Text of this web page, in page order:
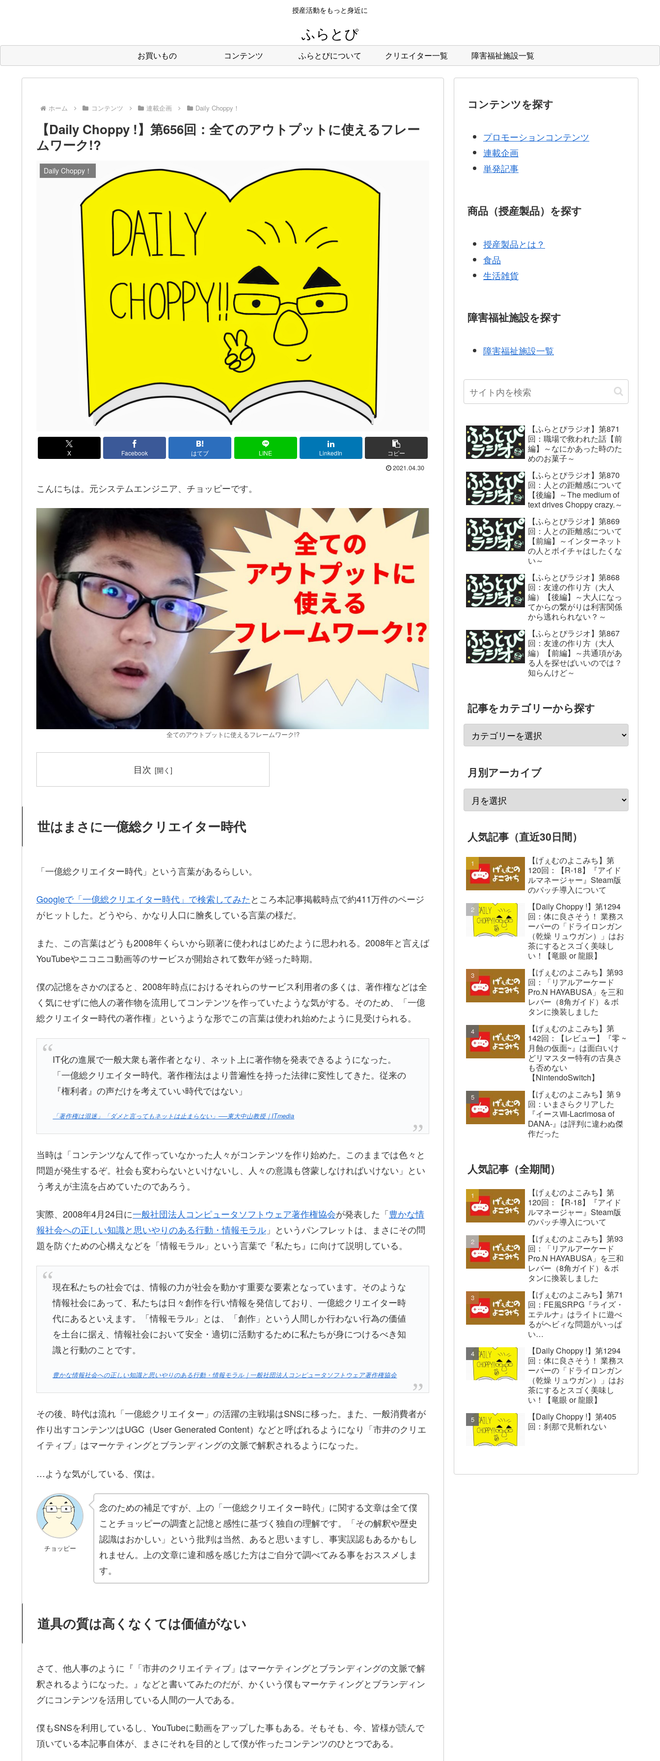
授産活動をもっと身近に
ふらとぴ
お買いもの コンテンツ ふらとぴについて クリエイター一覧 障害福祉施設一覧
ホーム コンテンツ 連載企画 Daily Choppy！
【Daily Choppy !】第656回：全てのアウトプットに使えるフレー
ムワーク!?
Daily Choppy！
X Facebook はてブ LINE LinkedIn コピー
2021.04.30
こんにちは。元システムエンジニア、チョッピーです。
全てのアウトプットに使えるフレームワーク!?
目次
世はまさに一億総クリエイター時代
「一億総クリエイター時代」という言葉があるらしい。
Googleで「一億総クリエイター時代」で検索してみたところ本記事掲載時点で約411万件のページ
がヒットした。どうやら、かなり人口に膾炙している言葉の様だ。
また、この言葉はどうも2008年くらいから顕著に使われはじめたように思われる。2008年と言えば
YouTubeやニコニコ動画等のサービスが開始されて数年が経った時期。
僕の記憶をさかのぼると、2008年時点におけるそれらのサービス利用者の多くは、著作権などは全
く気にせずに他人の著作物を流用してコンテンツを作っていたような気がする。そのため、「一億
総クリエイター時代の著作権」というような形でこの言葉は使われ始めたように見受けられる。
IT化の進展で一般大衆も著作者となり、ネット上に著作物を発表できるようになった。
「一億総クリエイター時代。著作権法はより普遍性を持った法律に変性してきた。従来の
『権利者』の声だけを考えていい時代ではない」
「著作権は混迷」「ダメと言ってもネットは止まらない」──東大中山教授｜ITmedia
当時は「コンテンツなんて作っていなかった人々がコンテンツを作り始めた。このままでは色々と
問題が発生するぞ。社会も変わらないといけないし、人々の意識も啓蒙しなければいけない」とい
う考えが主流を占めていたのであろう。
実際、2008年4月24日に一般社団法人コンピュータソフトウェア著作権協会が発表した「豊かな情
報社会への正しい知識と思いやりのある行動・情報モラル 」というパンフレットは、まさにその問
題を防ぐための心構えなどを「情報モラル」という言葉で『私たち』に向けて説明している。
現在私たちの社会では、情報の力が社会を動かす重要な要素となっています。そのような
情報社会にあって、私たちは日々創作を行い情報を発信しており、一億総クリエイター時
代にあるといえます。「情報モラル」とは、「創作」という人間しか行わない行為の価値
を土台に据え、情報社会において安全・適切に活動するために私たちが身につけるべき知
識と行動のことです。
豊かな情報社会への正しい知識と思いやりのある行動・情報モラル｜一般社団法人コンピュータソフトウェア著作権協会
その後、時代は流れ「一億総クリエイター」の活躍の主戦場はSNSに移った。また、一般消費者が
作り出すコンテンツはUGC（User Generated Content）などと呼ばれるようになり「市井のクリエ
イティブ」はマーケティングとブランディングの文脈で解釈されるようになった。
…ような気がしている、僕は。
チョッピー
念のための補足ですが、上の「一億総クリエイター時代」に関する文章は全て僕
ことチョッピーの調査と記憶と感性に基づく独自の理解です。「その解釈や歴史
認識はおかしい」という批判は当然、あると思いますし、事実誤認もあるかもし
れません。上の文章に違和感を感じた方はご自分で調べてみる事をおススメしま
す。
道具の質は高くなくては価値がない
さて、他人事のように『「市井のクリエイティブ」はマーケティングとブランディングの文脈で解
釈されるようになった。』などと書いてみたのだが、かくいう僕もマーケティングとブランディン
グにコンテンツを活用している人間の一人である。
僕もSNSを利用しているし、YouTubeに動画をアップした事もある。そもそも、今、皆様が読んで
頂いている本記事自体が、まさにそれを目的として僕が作ったコンテンツのひとつである。
コンテンツを探す
プロモーションコンテンツ
連載企画
単発記事
商品（授産製品）を探す
授産製品とは？
食品
生活雑貨
障害福祉施設を探す
障害福祉施設一覧
【ふらとぴラジオ】第871
回：職場で救われた話【前
編】～なにかあった時のた
めのお菓子～
【ふらとぴラジオ】第870
回：人との距離感について
【後編】～The medium of
text drives Choppy crazy.～
【ふらとぴラジオ】第869
回：人との距離感について
【前編】～インターネット
の人とボイチャはしたくな
い～
【ふらとぴラジオ】第868
回：友達の作り方（大人
編）【後編】～大人になっ
てからの繋がりは利害関係
から逃れられない？～
【ふらとぴラジオ】第867
回：友達の作り方（大人
編）【前編】～共通項があ
る人を探せばいいのでは？
知らんけど～
記事をカテゴリーから探す
月別アーカイブ
人気記事（直近30日間）
【げぇむのよこみち】第
120回：【R-18】『アイド
ルマネージャー』Steam版
のパッチ導入について
【Daily Choppy !】第1294
回：体に良さそう！ 業務ス
ーパーの「ドライロンガン
（乾燥 リュウガン）」はお
茶にするとスゴく美味し
い！【竜眼 or 龍眼】
【げぇむのよこみち】第93
回：「リアルアーケード
Pro.N HAYABUSA」を三和
レバー（8角ガイド）＆ボ
タンに換装しました
【げぇむのよこみち】第
142回：【レビュー】『零 ~
月蝕の仮面~』は面白いけ
どリマスター特有の古臭さ
も否めない
【NintendoSwitch】
【げぇむのよこみち】第９
回：いまさらクリアした
『イースⅧ-Lacrimosa of
DANA-』は評判に違わぬ傑
作だった
人気記事（全期間）
【げぇむのよこみち】第
120回：【R-18】『アイド
ルマネージャー』Steam版
のパッチ導入について
【げぇむのよこみち】第93
回：「リアルアーケード
Pro.N HAYABUSA」を三和
レバー（8角ガイド）＆ボ
タンに換装しました
【げぇむのよこみち】第71
回：FE風SRPG『ライズ・
エテルナ』はライトに遊べ
るがヘビィな問題がいっぱ
い…
【Daily Choppy !】第1294
回：体に良さそう！ 業務ス
ーパーの「ドライロンガン
（乾燥 リュウガン）」はお
茶にするとスゴく美味し
い！【竜眼 or 龍眼】
【Daily Choppy !】第405
回：刹那で見斬れない